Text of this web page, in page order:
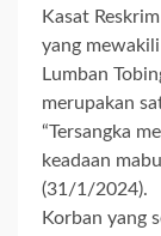
Kasat
yang
Lumban
merupakan
“Tersangka
keadaan
(31/1/2024).
Korban yang